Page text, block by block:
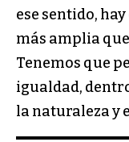
ese sentido,
más amplia
Tenemos que
igualdad,
la naturaleza y